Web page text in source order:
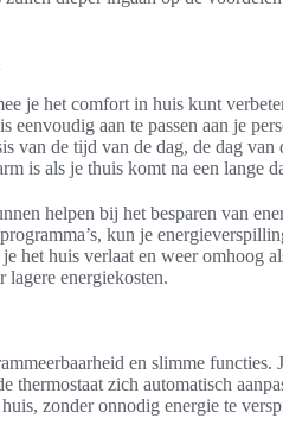
je het comfort in huis kunt
aan te passen aan je
van de tijd van de dag, de dag van
is als je thuis komt na een lange
helpen bij het besparen van
kun je
het huis verlaat en weer omhoog
lagere energiekosten.
en slimme functies.
thermostaat zich automatisch
zonder onnodig energie te